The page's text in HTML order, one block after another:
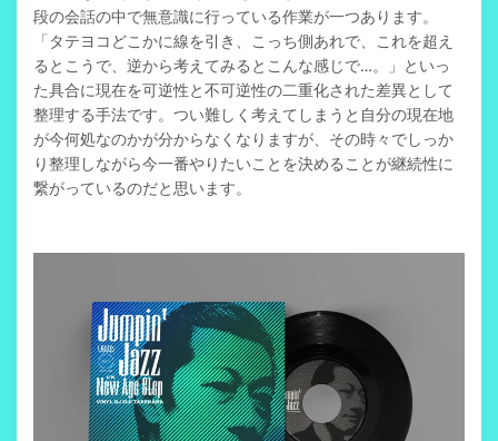
段の会話の中で無意識に行っている作業が一つあります。
「タテヨコどこかに線を引き、こっち側あれで、これを超え
るとこうで、逆から考えてみるとこんな感じで…。」といっ
た具合に現在を可逆性と不可逆性の二重化された差異として
整理する手法です。つい難しく考えてしまうと自分の現在地
が今何処なのかが分からなくなりますが、その時々でしっか
り整理しながら今一番やりたいことを決めることが継続性に
繋がっているのだと思います。